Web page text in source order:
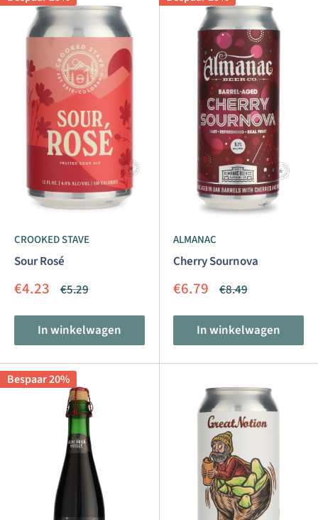
CROOKED STAVE
Sour Rosé
Aanbiedingsprijs
€4.23 Normale
€5.29
In winkelwagen
ALMANAC
Cherry Sournova
Aanbiedingsprijs
€6.79 Normale
€8.49
In winkelwagen
Bespaar 20%